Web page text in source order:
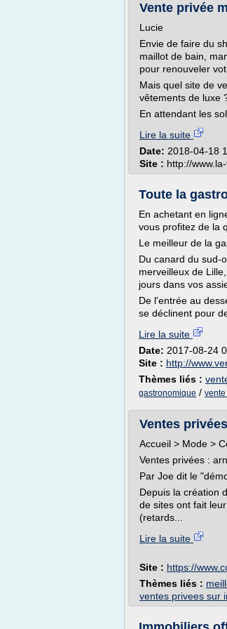
Vente privée
Lucie
Envie de faire du
maillot de bain,
pour renouveler
Mais quel site de
vêtements de luxe
En attendant les
Lire la suite
Date: 2018-04-18
Site : http://
Toute la
En achetant en
vous profitez de la
Le meilleur de la
Du canard du sud-
merveilleux de
jours dans vos
De l'entrée au
se déclinent pour
Lire la suite
Date: 2017-08-24
Site : http://
Thèmes liés :
gastronomique /
Ventes
Accueil > Mode >
Ventes privées :
Par Joe dit le
Depuis la création
de sites ont fait
(retards...
Lire la suite
Site : https://
Thèmes liés :
ventes privees sur